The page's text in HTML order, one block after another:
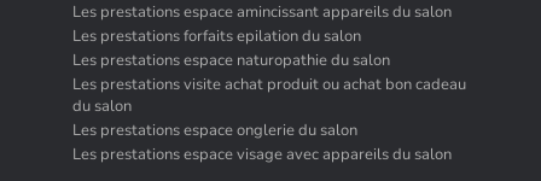
Les prestations espace amincissant appareils du salon
Les prestations forfaits epilation du salon
Les prestations espace naturopathie du salon
Les prestations visite achat produit ou achat bon cadeau
du salon
Les prestations espace onglerie du salon
Les prestations espace visage avec appareils du salon